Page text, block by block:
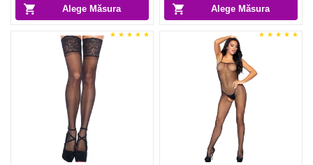
Alege Măsura Alege Măsura